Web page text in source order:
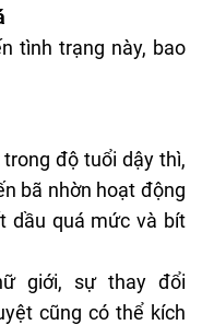
tình trạng này, bao
độ tuổi dậy thì,
bã nhờn hoạt động
dầu quá mức và bít
giới, sự thay đổi
cũng có thể kích